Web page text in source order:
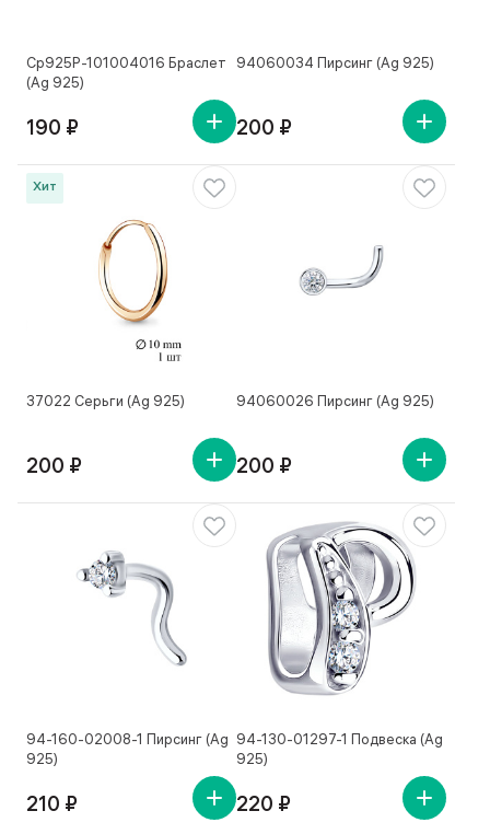
Ср925Р-101004016 Браслет
(Ag 925)
190 ₽
94060034 Пирсинг (Ag 925)
200 ₽
Хит
37022 Серьги (Ag 925)
200 ₽
94060026 Пирсинг (Ag 925)
200 ₽
94-160-02008-1 Пирсинг (Ag
925)
210 ₽
94-130-01297-1 Подвеска (Ag
925)
220 ₽